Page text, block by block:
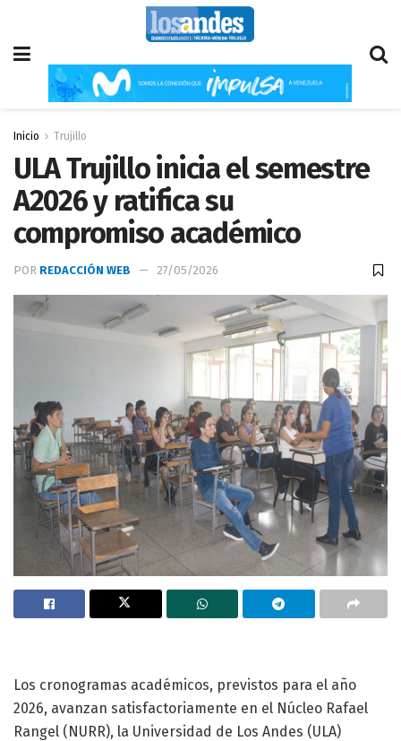
Inicio Trujillo
ULA Trujillo inicia el semestre
A2026 y ratifica su
compromiso académico
POR REDACCIÓN WEB 27/05/2026
Los cronogramas académicos, previstos para el año
2026, avanzan satisfactoriamente en el Núcleo Rafael
Rangel (NURR), la Universidad de Los Andes (ULA)